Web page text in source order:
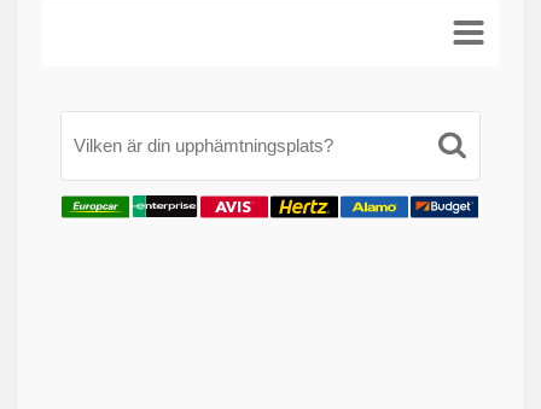
Vilken är din upphämtningsplats?